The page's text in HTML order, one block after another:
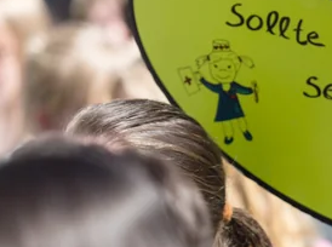
wahrheit
verlag
verlag
veranstaltungen
shop